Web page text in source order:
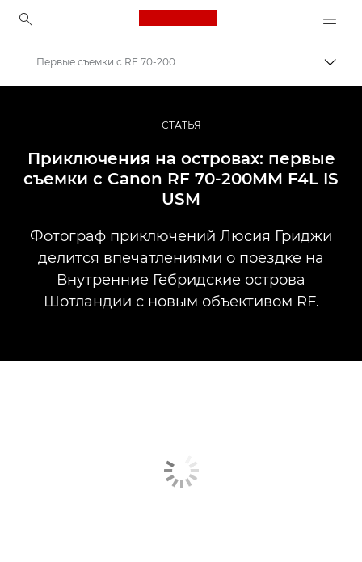
Canon Logo, back to
Профессиональная фото- и видеосъемка
Истории
Первые съемки с RF 70-200MM F4L IS USM
СТАТЬЯ
Приключения на островах: первые
съемки с Canon RF 70-200MM F4L IS
USM
Фотограф приключений Люсия Гриджи
делится впечатлениями о поездке на
Внутренние Гебридские острова
Шотландии с новым объективом RF.